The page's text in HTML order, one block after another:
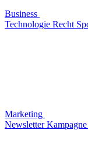
Business
Technologie Recht
Marketing
Newsletter Kampagne